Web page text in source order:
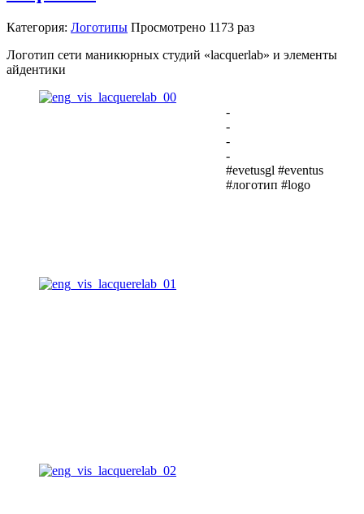
Категория: Логотипы Просмотрено 1173 раз
Логотип сети маникюрных студий «lacquerlab» и элементы
айдентики
-
-
-
-
#evetusgl #eventus
#логотип #logo